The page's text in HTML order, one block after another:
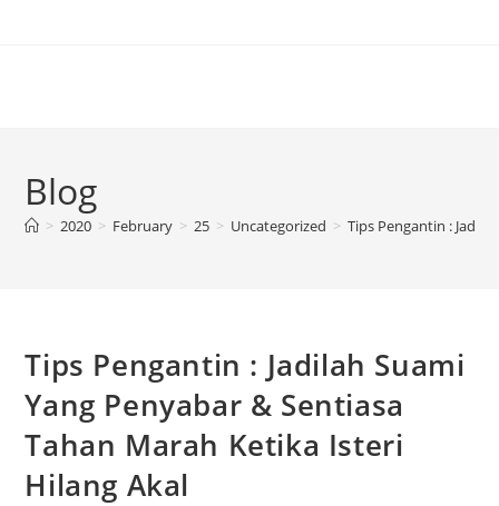
Blog
> 2020 > February > 25 > Uncategorized > Tips Pengantin :
Tips Pengantin : Jadilah Suami
Yang Penyabar & Sentiasa
Tahan Marah Ketika Isteri
Hilang Akal